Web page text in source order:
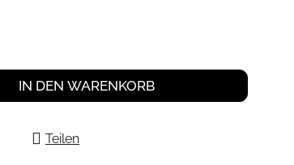
IN DEN WARENKORB
Teilen